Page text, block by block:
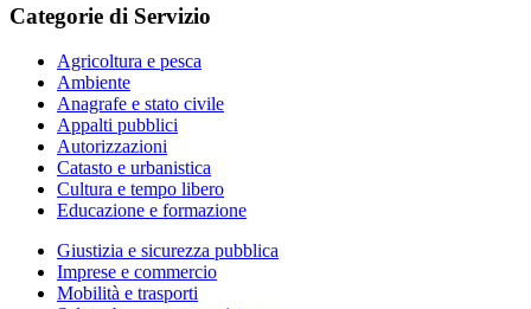
Categorie di Servizio
Agricoltura e pesca
Ambiente
Anagrafe e stato civile
Appalti pubblici
Autorizzazioni
Catasto e urbanistica
Cultura e tempo libero
Educazione e formazione
Giustizia e sicurezza pubblica
Imprese e commercio
Mobilità e trasporti